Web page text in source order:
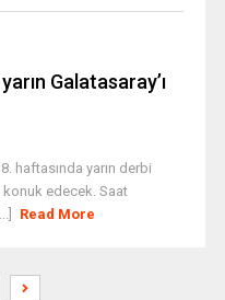
Galatasaray’ı
haftasında yarın derbi
konuk edecek. Saat
Read More